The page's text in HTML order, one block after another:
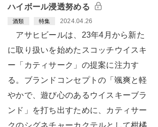
ハイボール浸透努める
酒類 特集 2024.04.26
アサヒビールは、23年4月から新た
に取り扱いを始めたスコッチウイスキ
ー「カティサーク」の提案に注力す
る。ブランドコンセプトの「颯爽と軽
やかで、遊び心のあるウイスキーブラ
ンド」を打ち出すために、カティサー
クのシグネチャーカクテルとして柑橘